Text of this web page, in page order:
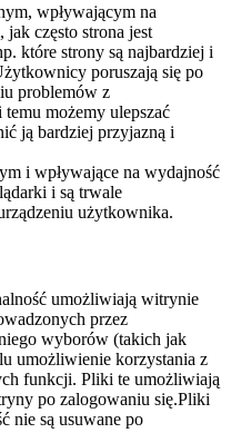
wpływającym na
często strona jest
które strony są najbardziej i
poruszają się po
problemów z
możemy ulepszać
ją bardziej przyjazną i
i wpływające na wydajność
i są trwale
użytkownika.
umożliwiają witrynie
przez
wyborów (takich jak
umożliwienie korzystania z
funkcji. Pliki te umożliwiają
po zalogowaniu się.Pliki
nie są usuwane po